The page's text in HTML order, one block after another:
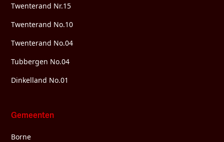
Twenterand Nr.15
Twenterand No.10
Twenterand No.04
Tubbergen No.04
Dinkelland No.01
Gemeenten
Borne